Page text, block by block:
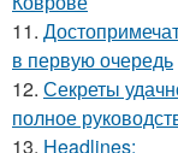
11.
в первую очередь
12. Секреты
полное
13. Headlines: